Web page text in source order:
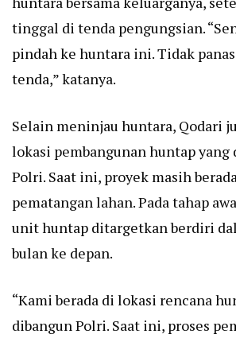
tinggal di tenda pengungsian.
pindah ke huntara ini. Tidak
tenda,” katanya.
Selain meninjau huntara, Qodari
lokasi pembangunan huntap yang
Polri. Saat ini, proyek masih
pematangan lahan. Pada tahap
unit huntap ditargetkan berdiri
bulan ke depan.
“Kami berada di lokasi rencana
dibangun Polri. Saat ini, proses